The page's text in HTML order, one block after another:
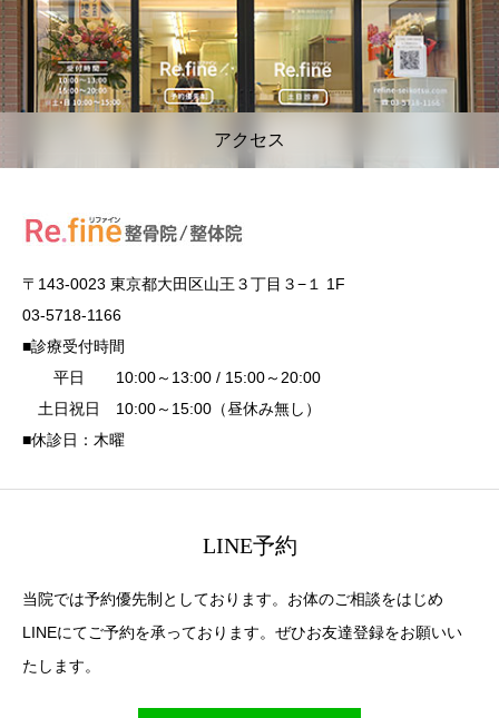
アクセス
〒143-0023 東京都大田区山王３丁目３−１ 1F
03-5718-1166
■診療受付時間
平日 10:00～13:00 / 15:00～20:00
土日祝日 10:00～15:00（昼休み無し）
■休診日：木曜
LINE予約
当院では予約優先制としております。お体のご相談をはじめ
LINEにてご予約を承っております。ぜひお友達登録をお願いい
たします。